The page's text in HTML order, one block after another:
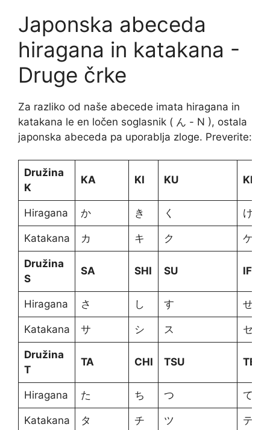
Japonska abeceda
hiragana in katakana -
Druge črke
Za razliko od naše abecede imata hiragana in
katakana le en ločen soglasnik ( ん - N ), ostala
japonska abeceda pa uporablja zloge. Preverite:
Družina
K
KA KI KU KE
Hiragana か き く け
Katakana カ キ ク ケ
Družina
S
SA SHI SU IF
Hiragana さ し す せ
Katakana サ シ ス セ
Družina
T
TA CHI TSU TE
Hiragana た ち つ て
Katakana タ チ ツ テ